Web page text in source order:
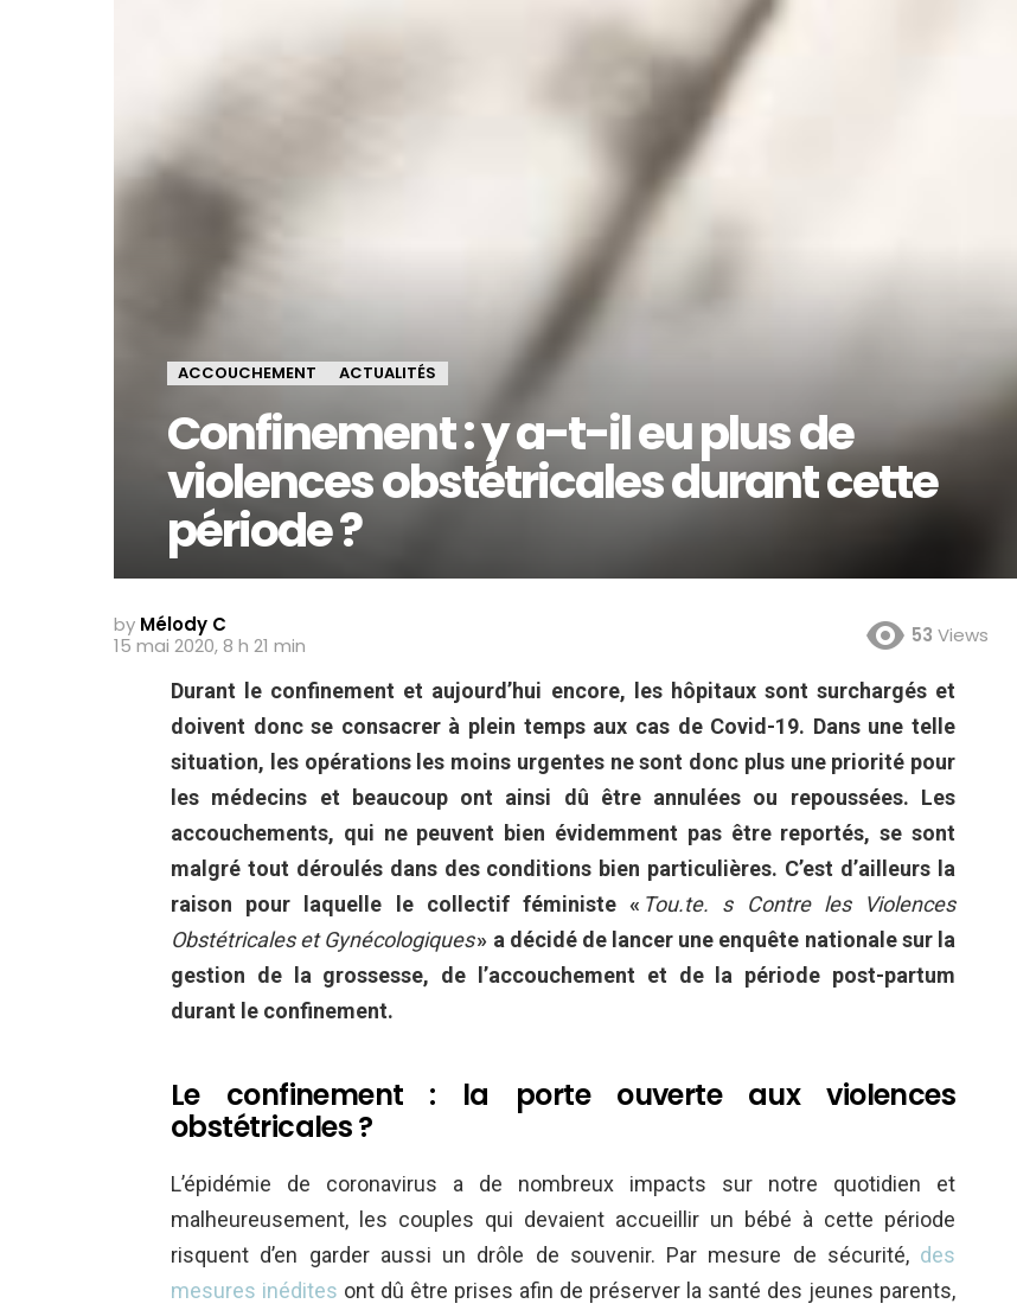
ACCOUCHEMENT ACTUALITÉS
Confinement : y a-t-il eu plus de
violences obstétricales durant cette
période ?
by Mélody C
15 mai 2020, 8 h 21 min
53 Views
Durant le confinement et aujourd’hui encore, les hôpitaux sont surchargés et
doivent donc se consacrer à plein temps aux cas de Covid-19. Dans une telle
situation, les opérations les moins urgentes ne sont donc plus une priorité pour
les médecins et beaucoup ont ainsi dû être annulées ou repoussées. Les
accouchements, qui ne peuvent bien évidemment pas être reportés, se sont
malgré tout déroulés dans des conditions bien particulières. C’est d’ailleurs la
raison pour laquelle le collectif féministe « Tou.te. s Contre les Violences
Obstétricales et Gynécologiques» a décidé de lancer une enquête nationale sur la
gestion de la grossesse, de l’accouchement et de la période post-partum
durant le confinement.
Le confinement : la porte ouverte aux violences
obstétricales ?
L’épidémie de coronavirus a de nombreux impacts sur notre quotidien et
malheureusement, les couples qui devaient accueillir un bébé à cette période
risquent d’en garder aussi un drôle de souvenir. Par mesure de sécurité, des
mesures inédites ont dû être prises afin de préserver la santé des jeunes parents,